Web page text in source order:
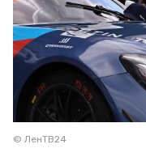
© ЛенТВ24